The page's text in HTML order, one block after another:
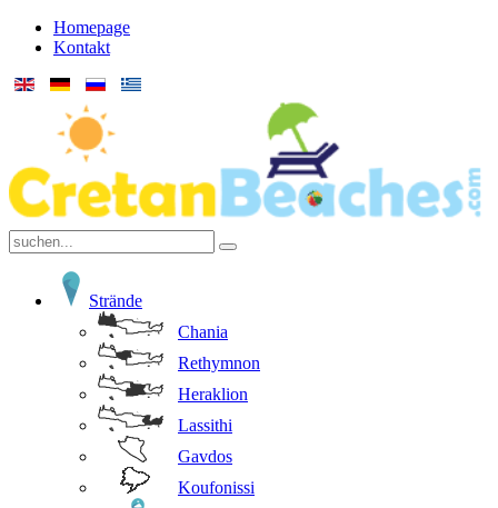
Homepage
Kontakt
Strände
Chania
Rethymnon
Heraklion
Lassithi
Gavdos
Koufonissi